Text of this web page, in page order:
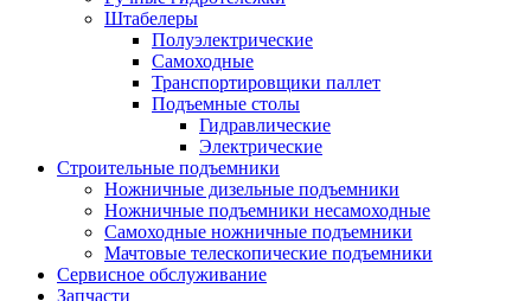
Штабелеры
Полуэлектрические
Самоходные
Транспортировщики паллет
Подъемные столы
Гидравлические
Электрические
Строительные подъемники
Ножничные дизельные подъемники
Ножничные подъемники несамоходные
Самоходные ножничные подъемники
Мачтовые телескопические подъемники
Сервисное обслуживание
Запчасти